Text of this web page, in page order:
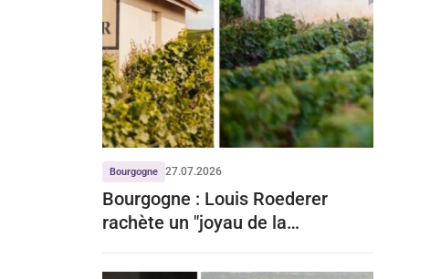
Bourgogne 27.07.2026
Bourgogne : Louis Roederer
rachète un "joyau de la